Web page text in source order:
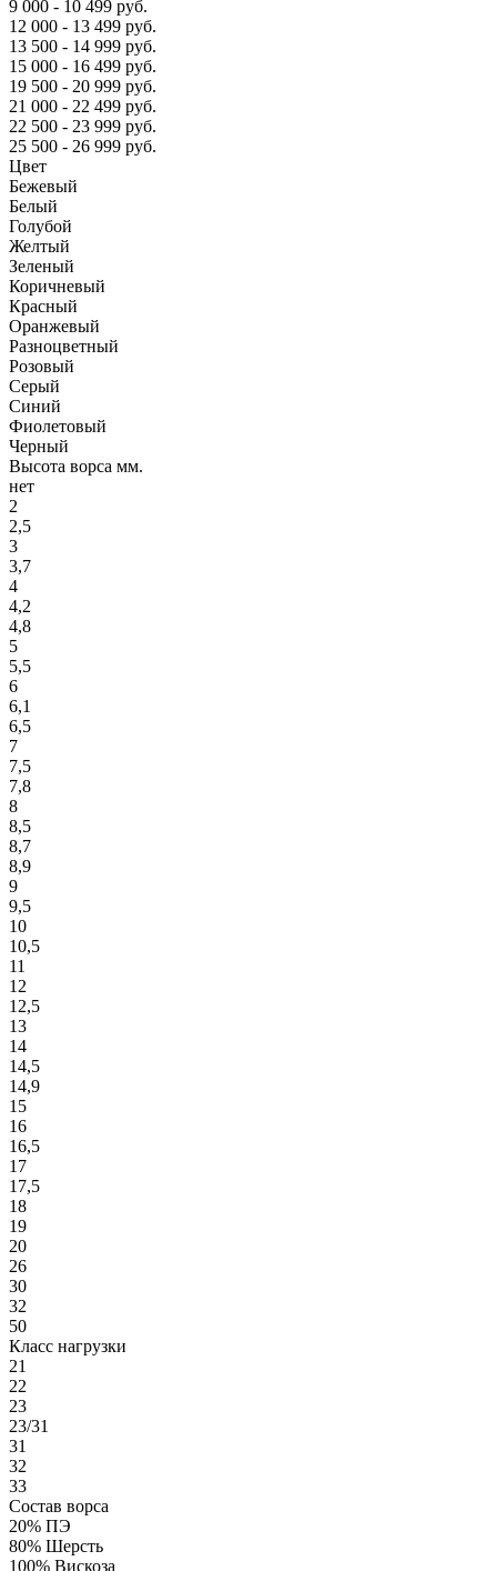
9 000 - 10 499 руб.
12 000 - 13 499 руб.
13 500 - 14 999 руб.
15 000 - 16 499 руб.
19 500 - 20 999 руб.
21 000 - 22 499 руб.
22 500 - 23 999 руб.
25 500 - 26 999 руб.
Цвет
Бежевый
Белый
Голубой
Желтый
Зеленый
Коричневый
Красный
Оранжевый
Разноцветный
Розовый
Серый
Синий
Фиолетовый
Черный
Высота ворса мм.
нет
2
2,5
3
3,7
4
4,2
4,8
5
5,5
6
6,1
6,5
7
7,5
7,8
8
8,5
8,7
8,9
9
9,5
10
10,5
11
12
12,5
13
14
14,5
14,9
15
16
16,5
17
17,5
18
19
20
26
30
32
50
Класс нагрузки
21
22
23
23/31
31
32
33
Состав ворса
20% ПЭ
80% Шерсть
100% Вискоза